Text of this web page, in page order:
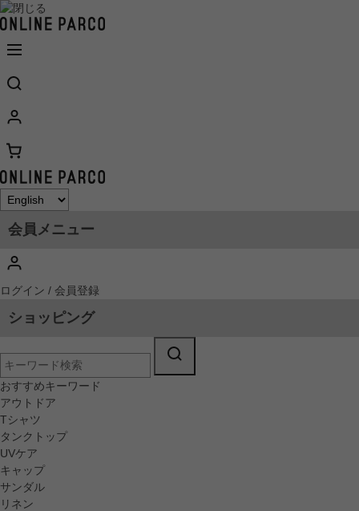
会員メニュー
ログイン / 会員登録
ショッピング
おすすめキーワード
アウトドア
Tシャツ
タンクトップ
UVケア
キャップ
サンダル
リネン